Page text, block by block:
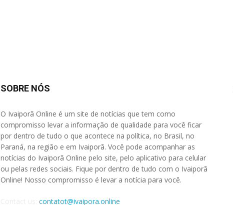
SOBRE NÓS
O Ivaiporã Online é um site de notícias que tem como
compromisso levar a informação de qualidade para você ficar
por dentro de tudo o que acontece na política, no Brasil, no
Paraná, na região e em Ivaiporã. Você pode acompanhar as
notícias do Ivaiporã Online pelo site, pelo aplicativo para celular
ou pelas redes sociais. Fique por dentro de tudo com o Ivaiporã
Online! Nosso compromisso é levar a notícia para você.
contatot@ivaipora.online